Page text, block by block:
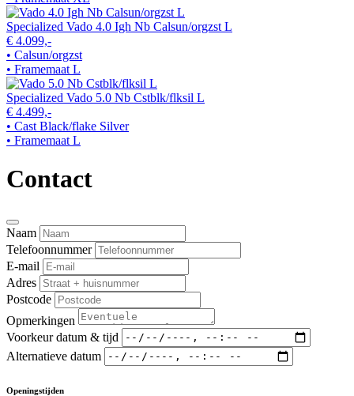
Specialized Vado 4.0 Igh Nb Calsun/orgzst L
€ 4.099,-
• Calsun/orgzst
• Framemaat L
Specialized Vado 5.0 Nb Cstblk/flksil L
€ 4.499,-
• Cast Black/flake Silver
• Framemaat L
Contact
Naam
Telefoonnummer
E-mail
Adres
Postcode
Opmerkingen
Voorkeur datum & tijd
Alternatieve datum
Openingstijden